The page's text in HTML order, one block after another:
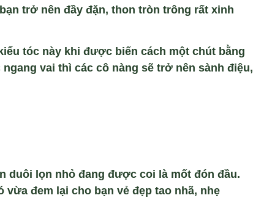
trở nên đầy đặn, thon tròn trông rất xinh
ểu tóc này khi được biến cách một chút bằng
ngang vai thì các cô nàng sẽ trở nên sành điệu,
duôi l ọn nhỏ đang được coi l à mốt đón đầu.
vừa đem lại cho bạn vẻ đẹp tao nhã, nhẹ